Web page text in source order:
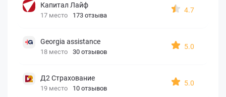
Капитал Лайф
17 место 173 отзыва
4.7
Georgia assistance
18 место 30 отзывов
5.0
Д2 Страхование
19 место 10 отзывов
5.0